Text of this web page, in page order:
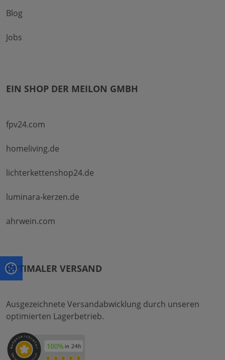
Blog
Jobs
EIN SHOP DER MEILON GMBH
fpv24.com
homeliving.de
lichterkettenshop24.de
luminara-kerzen.de
ahrwein.com
OPTIMALER VERSAND
Ausgezeichnete Versandabwicklung durch unseren
optimierten Lagerbetrieb.